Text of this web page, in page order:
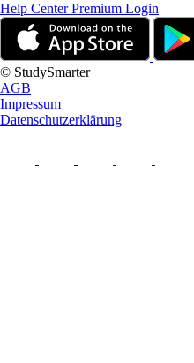
Help CenterPremium Login
© StudySmarter
AGB
Impressum
Datenschutzerklärung